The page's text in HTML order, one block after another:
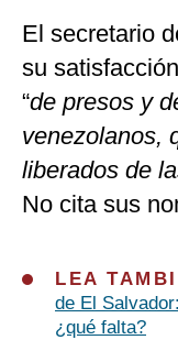
El secretario
su
“de presos y
venezolanos,
liberados de
No cita sus
LEA
de El
¿qué falta?